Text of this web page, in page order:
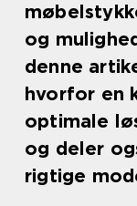
og
denne
hvorfor en
optimale
og deler
rigtige